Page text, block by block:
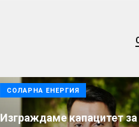
СОЛАРНА ЕНЕРГИЯ
Изграждаме капацитет за